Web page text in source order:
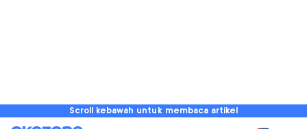
Scroll kebawah untuk membaca artikel